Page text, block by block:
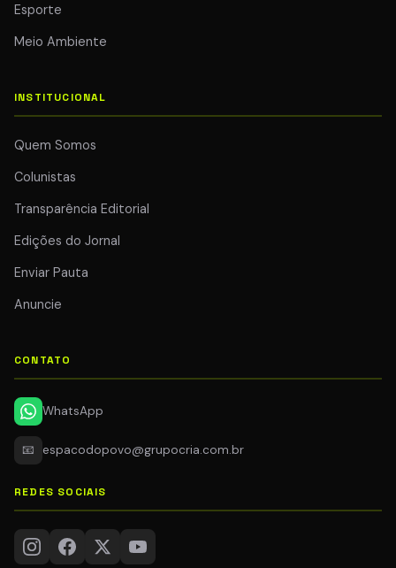
Esporte
Meio Ambiente
INSTITUCIONAL
Quem Somos
Colunistas
Transparência Editorial
Edições do Jornal
Enviar Pauta
Anuncie
CONTATO
WhatsApp
📧 espacodopovo@grupocria.com.br
REDES SOCIAIS